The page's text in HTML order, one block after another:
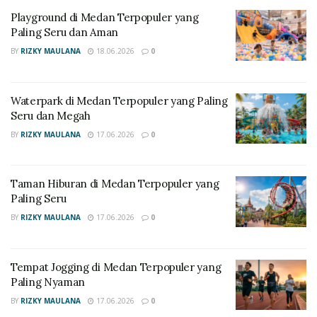
1. Umbul Ponggok (Keluar
Umbul Ponggok adalah destinasi yang paling populer
bagi pecinta foto bawah air.
, kolam alami ini
memiliki air yang sangat jernih dan penuh dengan ikan
berbagai properti unik di dasar kolam. Aktivitas ini
sangat efektif untuk mengusir rasa kantuk setelah
berkendara dari arah Solo.
LEBARAN 2026 DI SEPANJANG JALUR MUDIK
2. Candi Plaosan (Keluar
Playground di Medan Terpopuler yang
Paling Seru dan Aman
BY RIZKY MAULANA 18.06.2026 0
Waterpark di Medan Terpopuler yang Paling
Seru dan Megah
BY RIZKY MAULANA 17.06.2026 0
Taman Hiburan di Medan Terpopuler yang
Paling Seru
BY RIZKY MAULANA 17.06.2026 0
Tempat Jogging di Medan Terpopuler yang
Paling Nyaman
BY RIZKY MAULANA 17.06.2026 0